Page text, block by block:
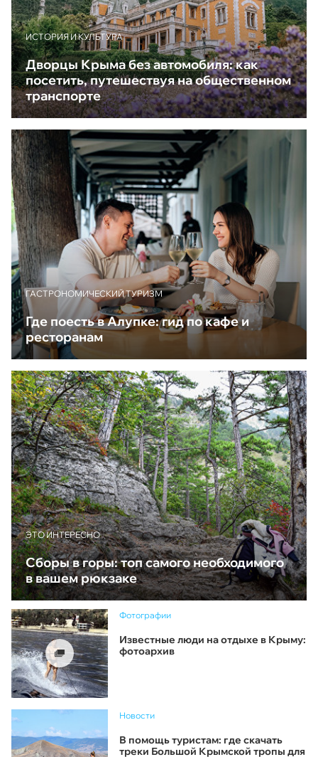
ИСТОРИЯ И КУЛЬТУРА
Дворцы Крыма без автомобиля: как
посетить, путешествуя на общественном
транспорте
ГАСТРОНОМИЧЕСКИЙ ТУРИЗМ
Где поесть в Алупке: гид по кафе и
ресторанам
ЭТО ИНТЕРЕСНО
Сборы в горы: топ самого необходимого
в вашем рюкзаке
Фотографии
Известные люди на отдыхе в Крыму:
фотоархив
Новости
В помощь туристам: где скачать
треки Большой Крымской тропы для